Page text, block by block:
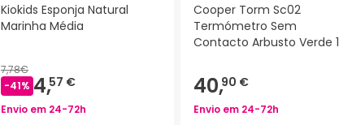
Kiokids Esponja Natural
Marinha Média
7,78€
-41% 4,57 €
Envio em 24-72h
Cooper Torm Sc02
Termómetro Sem
Contacto Arbusto Verde 1
40,90 €
Envio em 24-72h